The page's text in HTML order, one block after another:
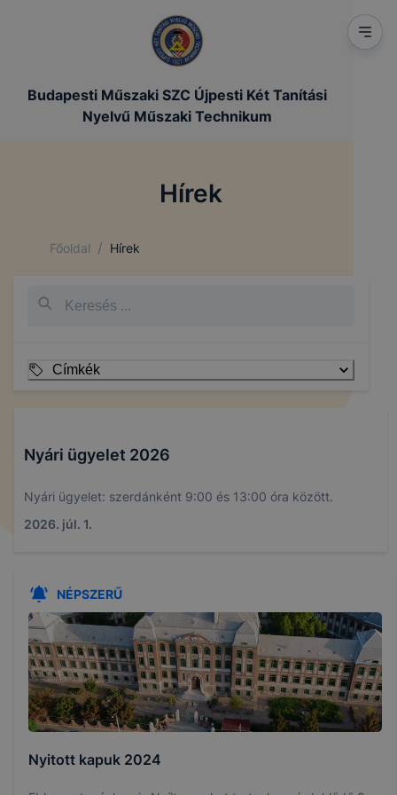
Budapesti Műszaki SZC Újpesti Két Tanítási
Nyelvű Műszaki Technikum
Hírek
Főoldal / Hírek
Címkék
Nyári ügyelet 2026
Nyári ügyelet: szerdánként 9:00 és 13:00 óra között.
2026. júl. 1.
NÉPSZERŰ
Nyitott kapuk 2024